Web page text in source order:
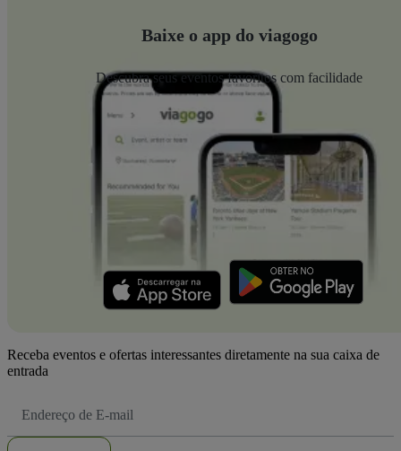
Baixe o app do viagogo
Descubra seus eventos favoritos com facilidade
Receba eventos e ofertas interessantes diretamente na sua caixa de
entrada
de